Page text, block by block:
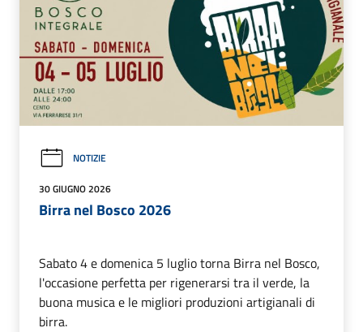
NOTIZIE
30 GIUGNO 2026
Birra nel Bosco 2026​
Sabato 4 e domenica 5 luglio torna Birra nel Bosco,
l'occasione perfetta per rigenerarsi tra il verde, la
buona musica e le migliori produzioni artigianali di
birra.